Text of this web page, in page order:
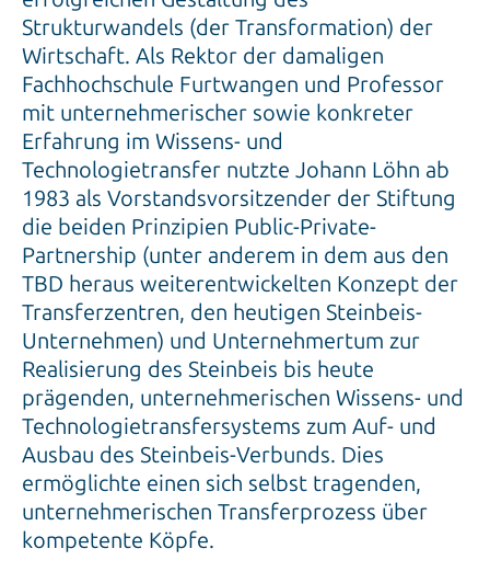
Strukturwandels (der Transformation) der
Wirtschaft. Als Rektor der damaligen
Fachhochschule Furtwangen und Professor
mit unternehmerischer sowie konkreter
Erfahrung im Wissens- und
Technologietransfer nutzte Johann Löhn ab
1983 als Vorstandsvorsitzender der Stiftung
die beiden Prinzipien Public-Private-
Partnership (unter anderem in dem aus den
TBD heraus weiterentwickelten Konzept der
Transferzentren, den heutigen Steinbeis-
Unternehmen) und Unternehmertum zur
Realisierung des Steinbeis bis heute
prägenden, unternehmerischen Wissens- und
Technologietransfersystems zum Auf- und
Ausbau des Steinbeis-Verbunds. Dies
ermöglichte einen sich selbst tragenden,
unternehmerischen Transferprozess über
kompetente Köpfe.